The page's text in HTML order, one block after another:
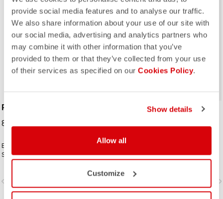
provide social media features and to analyse our traffic.
We also share information about your use of our site with
our social media, advertising and analytics partners who
may combine it with other information that you’ve
provided to them or that they’ve collected from your use
of their services as specified on our Cookies Policy.
Show details
Allow all
Customize
ROSSO CORSA
PERFETTO SHOECOVER
89,95 €
El estilo atrevido del Perfetto
Shoecover, como el de toda la línea
en las altas prestaciones, garantiza
elevada transpirabilidad, ajuste
perfecto y protección contra las
UNLIMITED SHOECOVER
Un botín para disfrutar aventuras sin
límites. Cálido tejido con interior de
para mantener al ciclista caliente y
elástico facilitan su colocación